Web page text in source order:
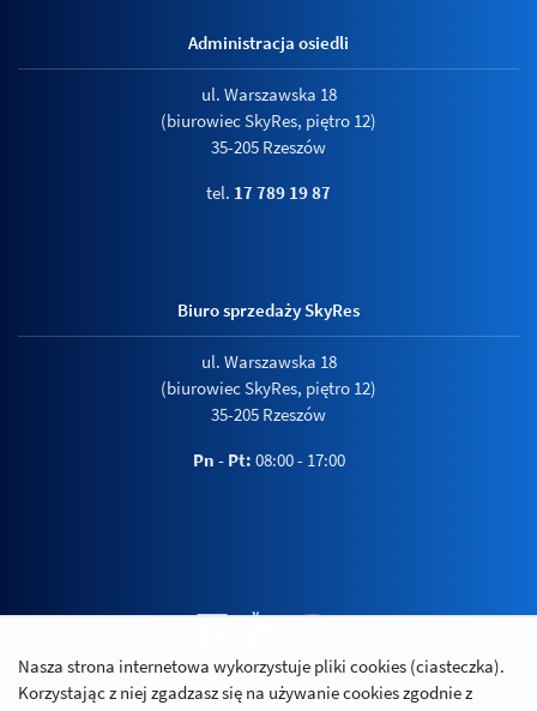
Administracja osiedli
ul. Warszawska 18
(biurowiec SkyRes, piętro 12)
35-205 Rzeszów
tel. 17 789 19 87
Biuro sprzedaży SkyRes
ul. Warszawska 18
(biurowiec SkyRes, piętro 12)
35-205 Rzeszów
Pn - Pt: 08:00 - 17:00
Polityka prywatności
Relacje inwestorskie
Nasza strona internetowa wykorzystuje pliki cookies (ciasteczka).
Korzystając z niej zgadzasz się na używanie cookies zgodnie z